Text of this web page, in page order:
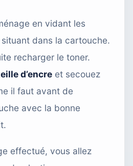
en vidant les
dans la cartouche.
recharger le toner.
d’encre et secouez
il faut avant de
avec la bonne
effectué, vous allez